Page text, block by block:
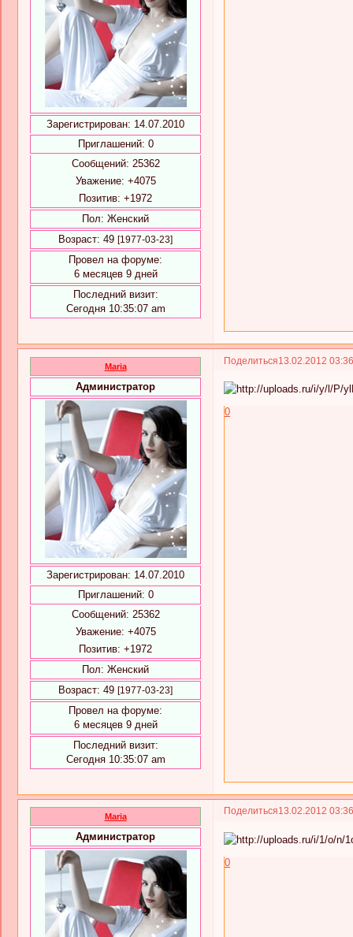
Зарегистрирован: 14.07.2010
Приглашений: 0
Сообщений: 25362
Уважение: +4075
Позитив: +1972
Пол: Женский
Возраст: 49 [1977-03-23]
Провел на форуме:
6 месяцев 9 дней
Последний визит:
Сегодня 10:35:07 am
Поделиться13.02.2012
Maria
Администратор
Зарегистрирован: 14.07.2010
Приглашений: 0
Сообщений: 25362
Уважение: +4075
Позитив: +1972
Пол: Женский
Возраст: 49 [1977-03-23]
Провел на форуме:
6 месяцев 9 дней
Последний визит:
Сегодня 10:35:07 am
0
Поделиться13.02.2012
Maria
Администратор
0